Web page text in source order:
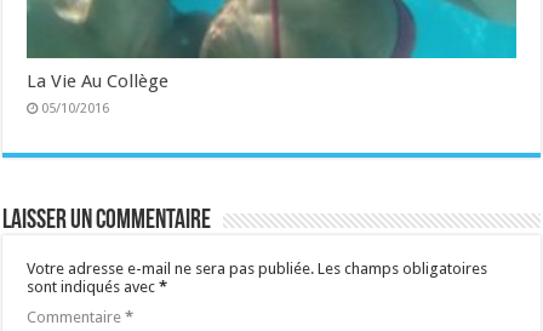
La Vie Au Collège
05/10/2016
Laisser un commentaire
Votre adresse e-mail ne sera pas publiée. Les champs obligatoires
sont indiqués avec*
Commentaire*